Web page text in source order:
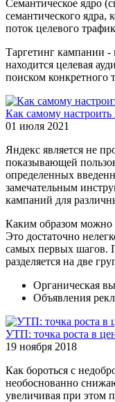
Семантическое ядро
семантического ядра,
поток целевого
Таргетинг кампании
находится целевая
поиском конкретного
Как самому
01 июля 2021
Яндекс является не
показывающей
определенных
замечательным
кампаний для
Каким образом можно
Это достаточно
самых первых шагов.
разделяется на две
Органическая
Объявления
УТП: точка роста в
19 ноября 2018
Как бороться с
необоснованно
увеличивая при этом